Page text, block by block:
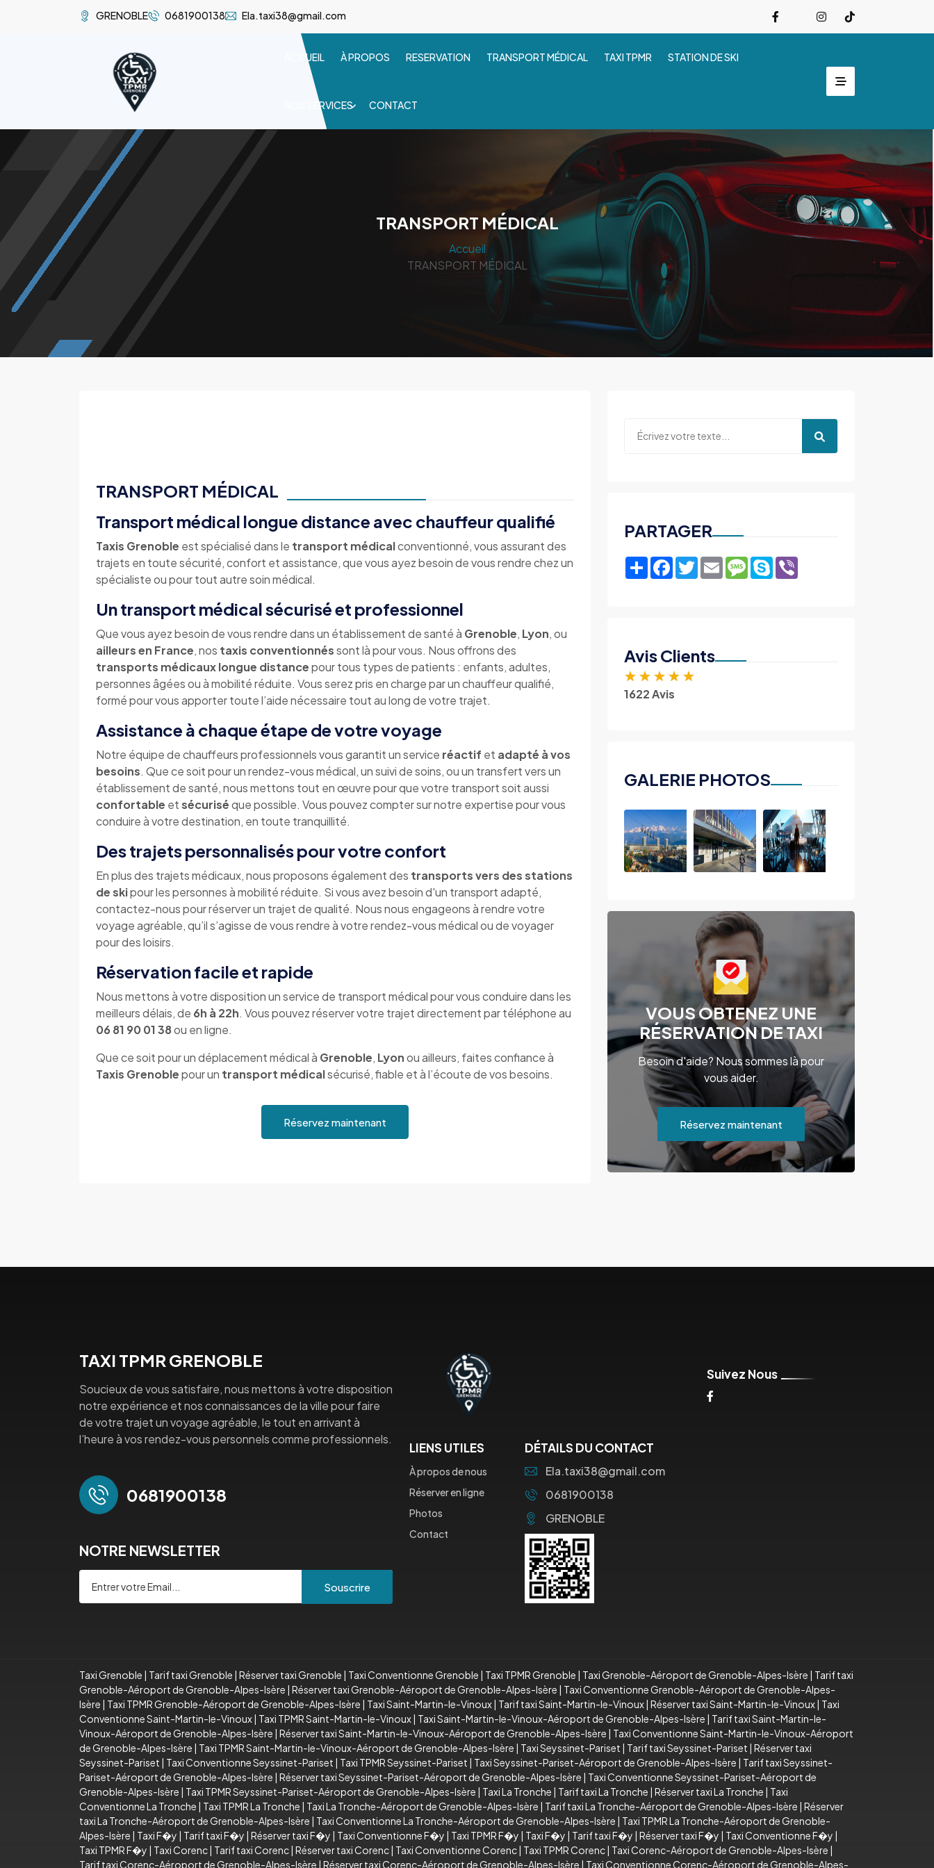
GRENOBLE 0681900138 Ela.taxi38@gmail.com
ACCUEIL À PROPOS RESERVATION TRANSPORT MÉDICAL TAXI TPMR STATION DE SKI
NOS SERVICES CONTACT
TRANSPORT MÉDICAL
Accueil
TRANSPORT MÉDICAL
TRANSPORT MÉDICAL
Transport médical longue distance avec chauffeur qualifié
Taxis Grenoble est spécialisé dans le transport médicalconventionné, vous assurant des
trajets en toute sécurité, confort et assistance, que vous ayez besoin de vous rendre chez un
spécialiste ou pour tout autre soin médical.
Un transport médical sécurisé et professionnel
Que vous ayez besoin de vous rendre dans un établissement de santé à Grenoble, Lyon, ou
ailleurs en France, nos taxis conventionnéssont là pour vous. Nous offrons des
transports médicaux longue distancepour tous types de patients : enfants, adultes,
personnes âgées ou à mobilité réduite. Vous serez pris en charge par un chauffeur qualifié,
formé pour vous apporter toute l’aide nécessaire tout au long de votre trajet.
Assistance à chaque étape de votre voyage
Notre équipe de chauffeurs professionnels vous garantit un service réactif et adapté à vos
besoins. Que ce soit pour un rendez-vous médical, un suivi de soins, ou un transfert vers un
établissement de santé, nous mettons tout en œuvre pour que votre transport soit aussi
confortable etsécuriséque possible. Vous pouvez compter sur notre expertise pour vous
conduire à votre destination, en toute tranquillité.
Des trajets personnalisés pour votre confort
En plus des trajets médicaux, nous proposons également des transports vers des stations
de skipour les personnes à mobilité réduite. Si vous avez besoin d'un transport adapté,
contactez-nous pour réserver un trajet de qualité. Nous nous engageons à rendre votre
voyage agréable, qu’il s’agisse de vous rendre à votre rendez-vous médical ou de voyager
pour des loisirs.
Réservation facile et rapide
Nous mettons à votre disposition un service de transport médical pour vous conduire dans les
meilleurs délais, de 6h à 22h. Vous pouvez réserver votre trajet directement par téléphone au
06 81 90 01 38ou en ligne.
Que ce soit pour un déplacement médical à Grenoble, Lyonou ailleurs, faites confiance à
Taxis Grenoblepour un transport médicalsécurisé, fiable et à l’écoute de vos besoins.
Réservez maintenant
PARTAGER
ShareFacebook
TwitterEmailMessage
Skype
Avis Clients
★ ★ ★ ★ ★
1622 Avis
GALERIE PHOTOS
VOUS OBTENEZ UNE
RÉSERVATION DE TAXI
Besoin d'aide? Nous sommes là pour
vous aider.
Réservez maintenant
TAXI TPMR GRENOBLE
Soucieux de vous satisfaire, nous mettons à votre disposition
notre expérience et nos connaissances de la ville pour faire
de votre trajet un voyage agréable, le tout en arrivant à
l’heure à vos rendez-vous personnels comme professionnels.
0681900138
NOTRE NEWSLETTER
Souscrire
Suivez Nous
LIENS UTILES
À propos de nous
Réserver en ligne
Photos
Contact
DÉTAILS DU CONTACT
Ela.taxi38@gmail.com
0681900138
GRENOBLE
Taxi Grenoble | Tarif taxi Grenoble | Réserver taxi Grenoble | Taxi Conventionne Grenoble | Taxi TPMR Grenoble | Taxi Grenoble-Aéroport de Grenoble-Alpes-Isère | Tarif taxi
Grenoble-Aéroport de Grenoble-Alpes-Isère | Réserver taxi Grenoble-Aéroport de Grenoble-Alpes-Isère | Taxi Conventionne Grenoble-Aéroport de Grenoble-Alpes-
Isère | Taxi TPMR Grenoble-Aéroport de Grenoble-Alpes-Isère | Taxi Saint-Martin-le-Vinoux| Tarif taxi Saint-Martin-le-Vinoux| Réserver taxi Saint-Martin-le-Vinoux| Taxi
Conventionne Saint-Martin-le-Vinoux| Taxi TPMR Saint-Martin-le-Vinoux| Taxi Saint-Martin-le-Vinoux-Aéroport de Grenoble-Alpes-Isère | Tarif taxi Saint-Martin-le-
Vinoux-Aéroport de Grenoble-Alpes-Isère | Réserver taxi Saint-Martin-le-Vinoux-Aéroport de Grenoble-Alpes-Isère | Taxi Conventionne Saint-Martin-le-Vinoux-Aéroport
de Grenoble-Alpes-Isère | Taxi TPMR Saint-Martin-le-Vinoux-Aéroport de Grenoble-Alpes-Isère | Taxi Seyssinet-Pariset | Tarif taxi Seyssinet-Pariset | Réserver taxi
Seyssinet-Pariset | Taxi Conventionne Seyssinet-Pariset | Taxi TPMR Seyssinet-Pariset | Taxi Seyssinet-Pariset-Aéroport de Grenoble-Alpes-Isère | Tarif taxi Seyssinet-
Pariset-Aéroport de Grenoble-Alpes-Isère | Réserver taxi Seyssinet-Pariset-Aéroport de Grenoble-Alpes-Isère | Taxi Conventionne Seyssinet-Pariset-Aéroport de
Grenoble-Alpes-Isère | Taxi TPMR Seyssinet-Pariset-Aéroport de Grenoble-Alpes-Isère | Taxi La Tronche | Tarif taxi La Tronche | Réserver taxi La Tronche | Taxi
Conventionne La Tronche | Taxi TPMR La Tronche | Taxi La Tronche-Aéroport de Grenoble-Alpes-Isère | Tarif taxi La Tronche-Aéroport de Grenoble-Alpes-Isère | Réserver
taxi La Tronche-Aéroport de Grenoble-Alpes-Isère | Taxi Conventionne La Tronche-Aéroport de Grenoble-Alpes-Isère | Taxi TPMR La Tronche-Aéroport de Grenoble-
Alpes-Isère | Taxi F�y | Tarif taxi F�y | Réserver taxi F�y | Taxi Conventionne F�y | Taxi TPMR F�y | Taxi F�y | Tarif taxi F�y | Réserver taxi F�y | Taxi Conventionne F�y |
Taxi TPMR F�y | Taxi Corenc| Tarif taxi Corenc| Réserver taxi Corenc| Taxi Conventionne Corenc| Taxi TPMR Corenc| Taxi Corenc-Aéroport de Grenoble-Alpes-Isère |
Tarif taxi Corenc-Aéroport de Grenoble-Alpes-Isère | Réserver taxi Corenc-Aéroport de Grenoble-Alpes-Isère | Taxi Conventionne Corenc-Aéroport de Grenoble-Alpes-